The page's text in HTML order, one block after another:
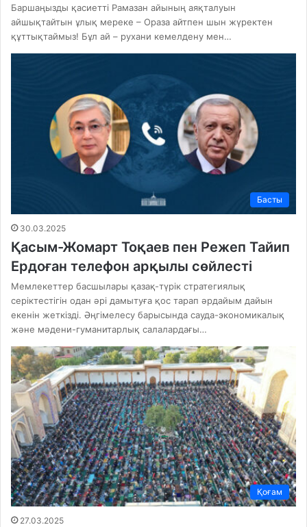
Баршаңызды қасиетті Рамазан айының аяқталуын
айшықтайтын ұлық мереке – Ораза айтпен шын жүректен
құттықтаймыз! Бұл ай – рухани кемелдену мен…
Басты
30.03.2025
Қасым-Жомарт Тоқаев пен Режеп Тайип
Ердоған телефон арқылы сөйлесті
Мемлекеттер басшылары қазақ-түрік стратегиялық
серіктестігін одан әрі дамытуға қос тарап әрдайым дайын
екенін жеткізді. Әңгімелесу барысында сауда-экономикалық
және мәдени-гуманитарлық салалардағы…
Қоғам
27.03.2025